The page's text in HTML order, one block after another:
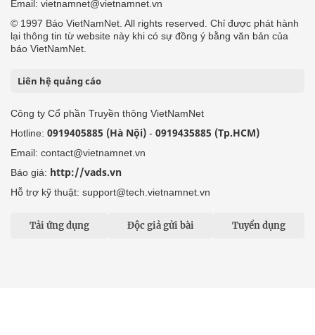
Email: vietnamnet@vietnamnet.vn
© 1997 Báo VietNamNet. All rights reserved. Chỉ được phát hành
lại thông tin từ website này khi có sự đồng ý bằng văn bản của
báo VietNamNet.
Liên hệ quảng cáo
Công ty Cổ phần Truyền thông VietNamNet
Hotline: 0919405885 (Hà Nội) - 0919435885 (Tp.HCM)
Email: contact@vietnamnet.vn
Báo giá: http://vads.vn
Hỗ trợ kỹ thuật: support@tech.vietnamnet.vn
Tải ứng dụng Độc giả gửi bài Tuyển dụng